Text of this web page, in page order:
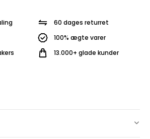
60 dages returret
100% ægte varer
13.000+ glade kunder